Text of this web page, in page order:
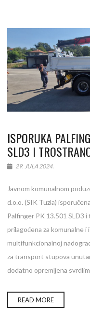
ISPORUKA
SLD3 I
29. JULA 2024.
Javnom komunalnom
d.o.o. (SIK Tuzla)
Palfinger PK 13.501 SLD3
prilagođena za komunalne
multifunkcionalnoj
za transport stupova
dodatno opremljena
READ MORE